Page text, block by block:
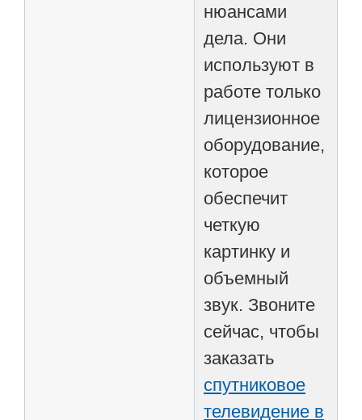
нюансами
дела. Они
используют в
работе только
лицензионное
оборудование,
которое
обеспечит
четкую
картинку и
объемный
звук. Звоните
сейчас, чтобы
заказать
спутниковое
телевидение в